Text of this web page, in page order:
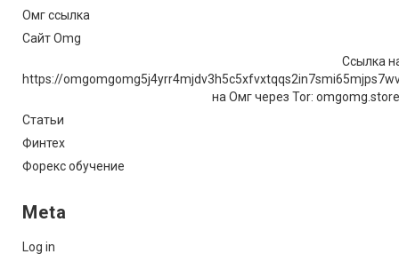
Омг ссылка
Сайт Omg
Ссылка
https://
на Омг через Tor:
Статьи
Финтех
Форекс обучение
Meta
Log in